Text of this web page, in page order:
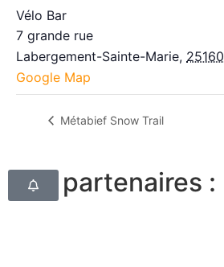
Vélo Bar
7 grande rue
Labergement-Sainte-Marie, 25160
Google Map
Métabief Snow Trail
Nos partenaires :